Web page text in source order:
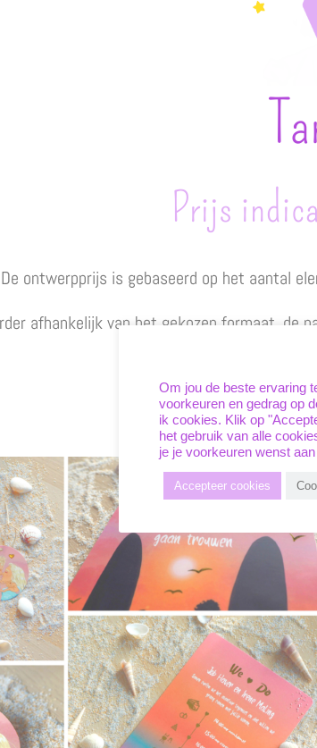
Prijs
De ontwerpprijs is gebaseerd op het aantal
afhankelijk van het gekozen formaat, de
Om jou de beste ervaring
voorkeuren en gedrag op
ik cookies. Klik op
het gebruik van alle
je je voorkeuren wenst
Accepteer cookies